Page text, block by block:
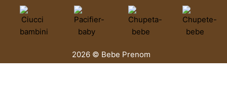
2026 © Bebe Prenom